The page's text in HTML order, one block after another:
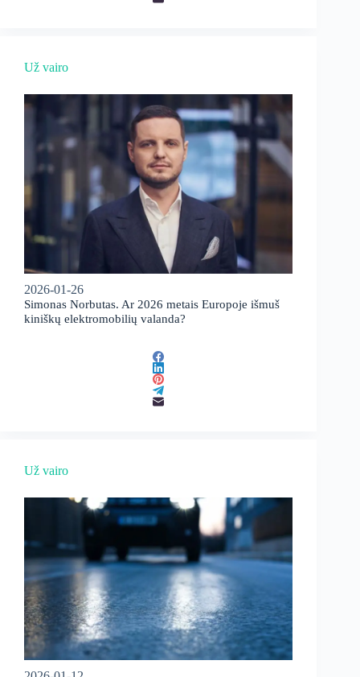
Už vairo
2026-01-26
Simonas Norbutas. Ar 2026 metais Europoje išmuš
kiniškų elektromobilių valanda?
Už vairo